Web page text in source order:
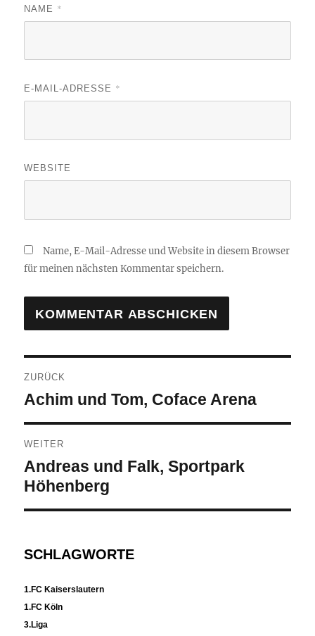
NAME *
E-MAIL-ADRESSE *
WEBSITE
Name, E-Mail-Adresse und Website in diesem Browser
für meinen nächsten Kommentar speichern.
ZURÜCK
Vorheriger
Beitrag:
Achim und Tom, Coface Arena
WEITER
Nächster
Beitrag:
Andreas und Falk, Sportpark
Höhenberg
SCHLAGWORTE
1.FC Kaiserslautern
1.FC Köln
3.Liga